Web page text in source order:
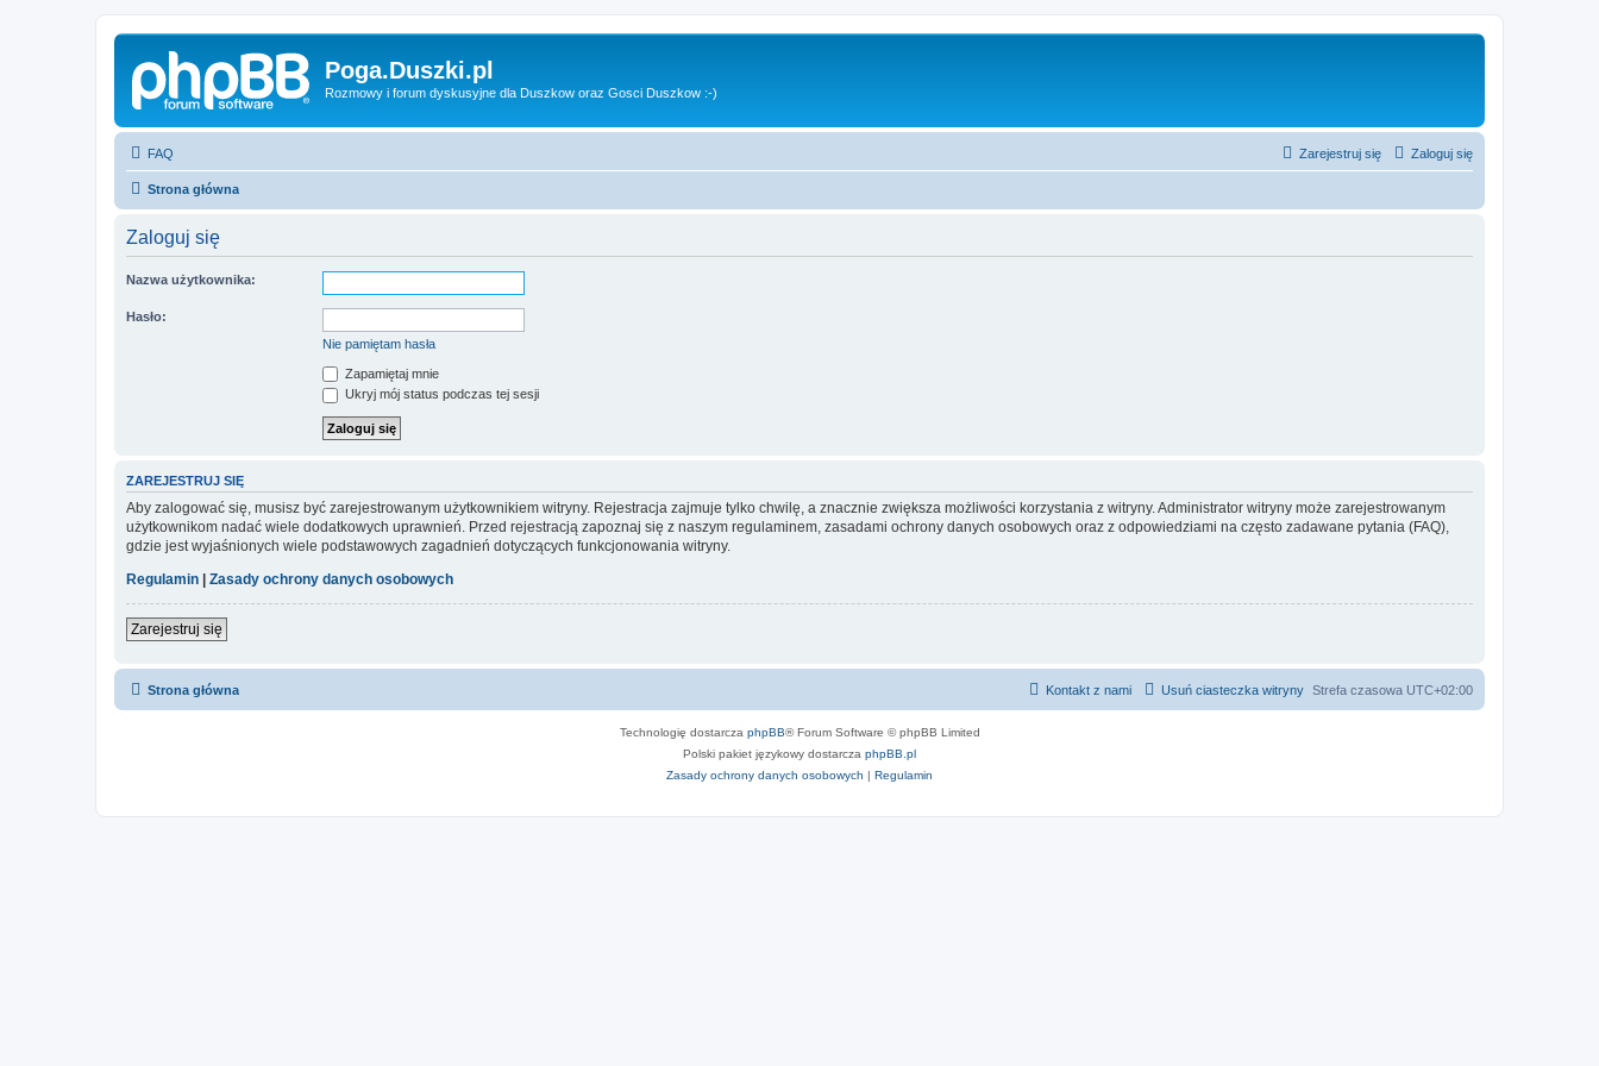
Poga.Duszki.pl
Rozmowy i forum dyskusyjne dla Duszkow oraz Gosci Duszkow :-)
FAQ Zaloguj się
Zarejestruj się
Strona główna
Zaloguj się
Nazwa użytkownika:
Hasło:
Nie pamiętam hasła
Zapamiętaj mnie
Ukryj mój status podczas tej sesji
ZAREJESTRUJ SIĘ
Aby zalogować się, musisz być zarejestrowanym użytkownikiem witryny. Rejestracja zajmuje tylko chwilę, a znacznie zwiększa możliwości korzystania z witryny. Administrator witryny może zarejestrowanym
użytkownikom nadać wiele dodatkowych uprawnień. Przed rejestracją zapoznaj się z naszym regulaminem, zasadami ochrony danych osobowych oraz z odpowiedziami na często zadawane pytania (FAQ),
gdzie jest wyjaśnionych wiele podstawowych zagadnień dotyczących funkcjonowania witryny.
Regulamin
Zasady ochrony danych osobowych
Zarejestruj się
Strona główna Strefa czasowa UTC+02:00
Usuń ciasteczka witryny
Kontakt z nami
Technologię dostarcza phpBB® Forum Software © phpBB Limited
Polski pakiet językowy dostarcza phpBB.pl
Zasady ochrony danych osobowych | Regulamin